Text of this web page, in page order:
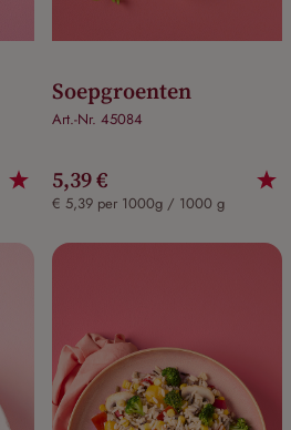
Soepgroenten
Art.-Nr. 45084
5,39 €
€ 5,39 per 1000g / 1000 g